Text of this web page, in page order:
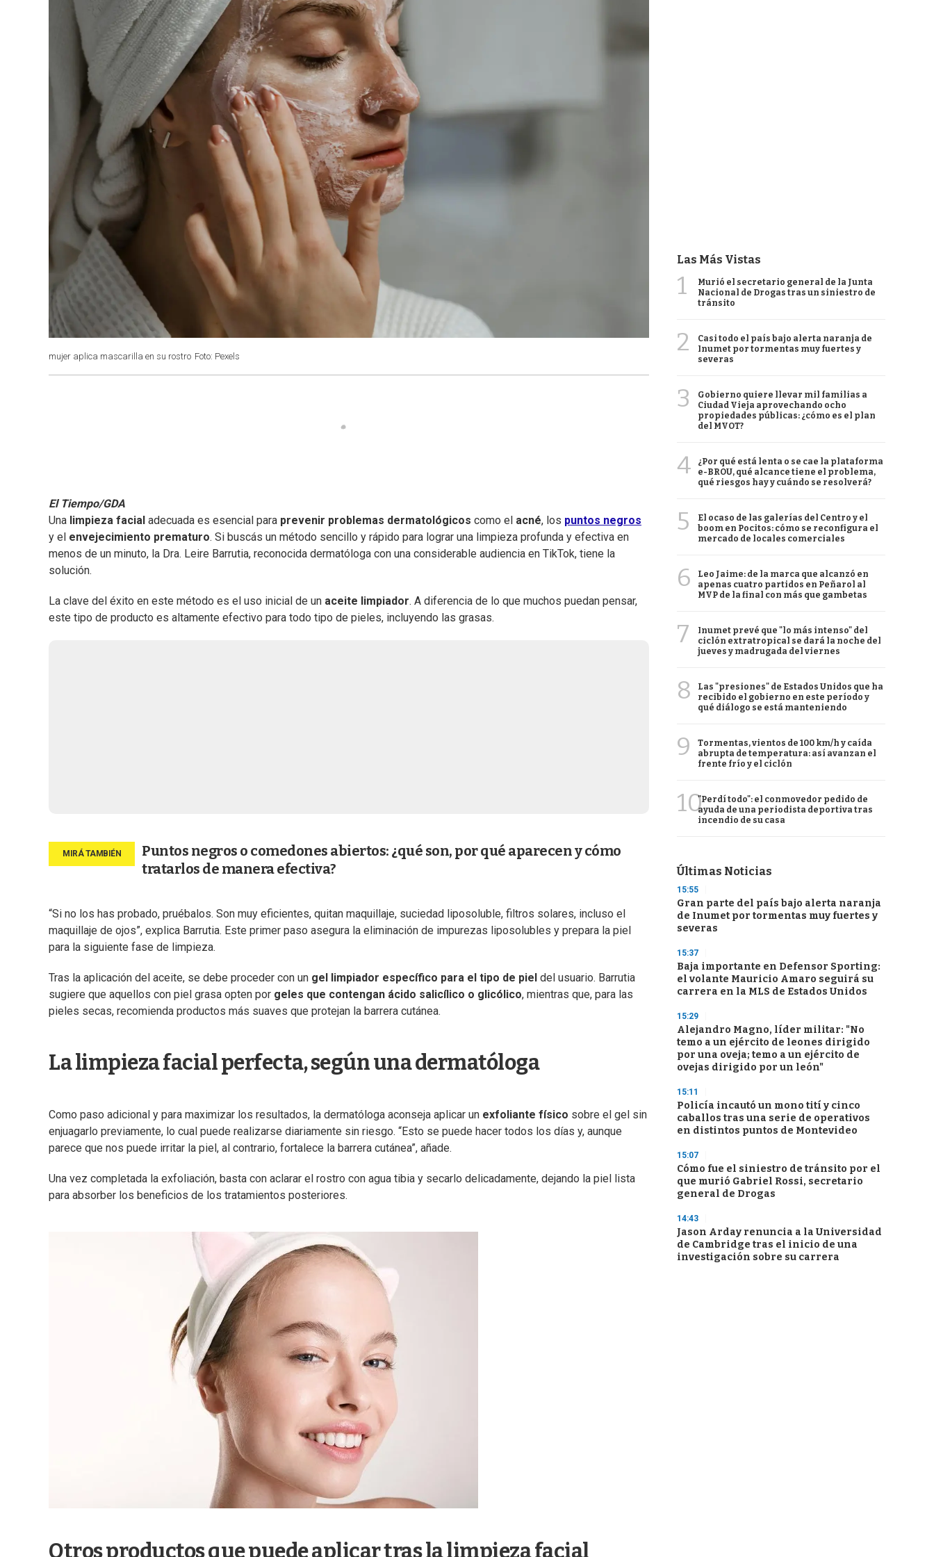
mujer aplica mascarilla en su rostro Foto: Pexels
El Tiempo/GDA
Una limpieza facial adecuada es esencial para prevenir problemas dermatológicos como el acné, los puntos negros
y el envejecimiento prematuro. Si buscás un método sencillo y rápido para lograr una limpieza profunda y efectiva en
menos de un minuto, la Dra. Leire Barrutia, reconocida dermatóloga con una considerable audiencia en TikTok, tiene la
solución.
La clave del éxito en este método es el uso inicial de un aceite limpiador. A diferencia de lo que muchos puedan pensar,
este tipo de producto es altamente efectivo para todo tipo de pieles, incluyendo las grasas.
Puntos negros o comedones abiertos: ¿qué son, por qué aparecen y cómo
tratarlos de manera efectiva?
“Si no los has probado, pruébalos. Son muy eficientes, quitan maquillaje, suciedad liposoluble, filtros solares, incluso el
maquillaje de ojos”, explica Barrutia. Este primer paso asegura la eliminación de impurezas liposolubles y prepara la piel
para la siguiente fase de limpieza.
Tras la aplicación del aceite, se debe proceder con un gel limpiador específico para el tipo de piel del usuario. Barrutia
sugiere que aquellos con piel grasa opten por geles que contengan ácido salicílico o glicólico, mientras que, para las
pieles secas, recomienda productos más suaves que protejan la barrera cutánea.
La limpieza facial perfecta, según una dermatóloga
Como paso adicional y para maximizar los resultados, la dermatóloga aconseja aplicar un exfoliante físico sobre el gel sin
enjuagarlo previamente, lo cual puede realizarse diariamente sin riesgo. “Esto se puede hacer todos los días y, aunque
parece que nos puede irritar la piel, al contrario, fortalece la barrera cutánea”, añade.
Una vez completada la exfoliación, basta con aclarar el rostro con agua tibia y secarlo delicadamente, dejando la piel lista
para absorber los beneficios de los tratamientos posteriores.
Otros productos que puede aplicar tras la limpieza facial
Las Más Vistas
1
Murió el secretario general de la Junta
Nacional de Drogas tras un siniestro de
tránsito
2
Casi todo el país bajo alerta naranja de
Inumet por tormentas muy fuertes y
severas
3
Gobierno quiere llevar mil familias a
Ciudad Vieja aprovechando ocho
propiedades públicas: ¿cómo es el plan
del MVOT?
4
¿Por qué está lenta o se cae la plataforma
e-BROU, qué alcance tiene el problema,
qué riesgos hay y cuándo se resolverá?
5
El ocaso de las galerías del Centro y el
boom en Pocitos: cómo se reconfigura el
mercado de locales comerciales
6
Leo Jaime: de la marca que alcanzó en
apenas cuatro partidos en Peñarol al
MVP de la final con más que gambetas
7
Inumet prevé que "lo más intenso" del
ciclón extratropical se dará la noche del
jueves y madrugada del viernes
8
Las "presiones" de Estados Unidos que ha
recibido el gobierno en este período y
qué diálogo se está manteniendo
9
Tormentas, vientos de 100 km/h y caída
abrupta de temperatura: así avanzan el
frente frío y el ciclón
10"Perdí todo": el conmovedor pedido de
ayuda de una periodista deportiva tras
incendio de su casa
Últimas Noticias
15:55
Gran parte del país bajo alerta naranja
de Inumet por tormentas muy fuertes y
severas
15:37
Baja importante en Defensor Sporting:
el volante Mauricio Amaro seguirá su
carrera en la MLS de Estados Unidos
15:29
Alejandro Magno, líder militar: "No
temo a un ejército de leones dirigido
por una oveja; temo a un ejército de
ovejas dirigido por un león"
15:11
Policía incautó un mono tití y cinco
caballos tras una serie de operativos
en distintos puntos de Montevideo
15:07
Cómo fue el siniestro de tránsito por el
que murió Gabriel Rossi, secretario
general de Drogas
14:43
Jason Arday renuncia a la Universidad
de Cambridge tras el inicio de una
investigación sobre su carrera